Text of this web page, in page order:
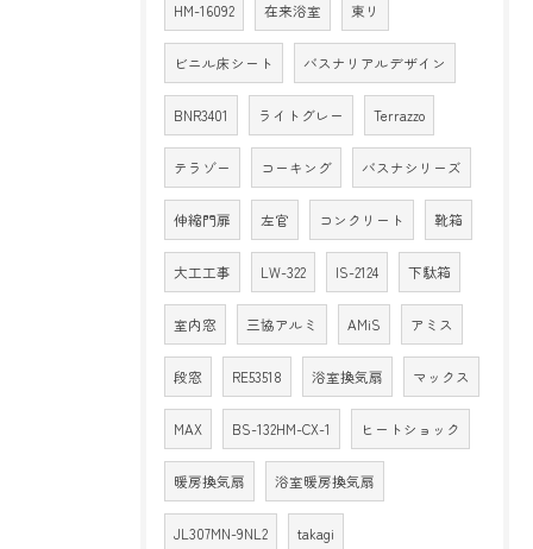
HM-16092 在来浴室 東リ
ビニル床シート バスナリアルデザイン
BNR3401 ライトグレー Terrazzo
テラゾー コーキング バスナシリーズ
伸縮門扉 左官 コンクリート 靴箱
大工工事 LW-322 IS-2124 下駄箱
室内窓 三協アルミ AMiS アミス
段窓 RE53518 浴室換気扇 マックス
MAX BS-132HM-CX-1 ヒートショック
暖房換気扇 浴室暖房換気扇
JL307MN-9NL2 takagi